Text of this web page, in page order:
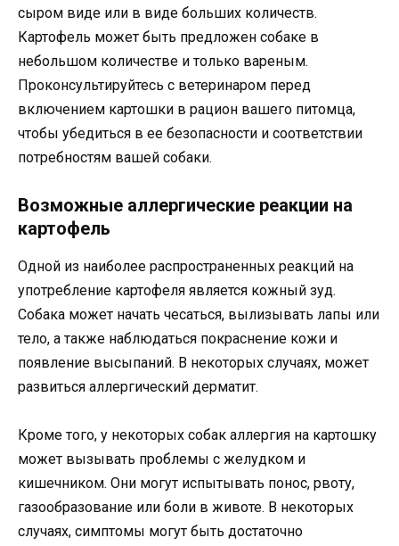
сыром виде или в виде больших количеств.
Картофель может быть предложен собаке в
небольшом количестве и только вареным.
Проконсультируйтесь с ветеринаром перед
включением картошки в рацион вашего питомца,
чтобы убедиться в ее безопасности и соответствии
потребностям вашей собаки.
Возможные аллергические реакции на
картофель
Одной из наиболее распространенных реакций на
употребление картофеля является кожный зуд.
Собака может начать чесаться, вылизывать лапы или
тело, а также наблюдаться покраснение кожи и
появление высыпаний. В некоторых случаях, может
развиться аллергический дерматит.
Кроме того, у некоторых собак аллергия на картошку
может вызывать проблемы с желудком и
кишечником. Они могут испытывать понос, рвоту,
газообразование или боли в животе. В некоторых
случаях, симптомы могут быть достаточно